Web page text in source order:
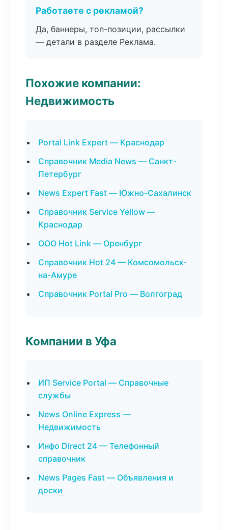
Работаете с рекламой?
Да, баннеры, топ-позиции, рассылки
— детали в разделе Реклама.
Похожие компании:
Недвижимость
Portal Link Expert — Краснодар
Справочник Media News — Санкт-
Петербург
News Expert Fast — Южно-Сахалинск
Справочник Service Yellow —
Краснодар
ООО Hot Link — Оренбург
Справочник Hot 24 — Комсомольск-
на-Амуре
Справочник Portal Pro — Волгоград
Компании в Уфа
ИП Service Portal — Справочные
службы
News Online Express —
Недвижимость
Инфо Direct 24 — Телефонный
справочник
News Pages Fast — Объявления и
доски